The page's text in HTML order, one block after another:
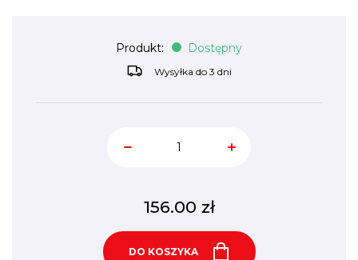
Produkt: Dostępny
Wysyłka do 3 dni
156.00 zł
DO KOSZYKA